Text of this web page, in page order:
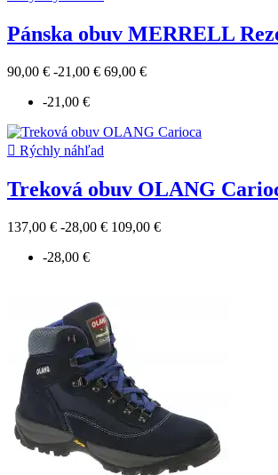
Pánska obuv MERRELL
90,00 € -21,00 € 69,00 €
-21,00 €
 Rýchly náhľad
Treková obuv OLANG
137,00 € -28,00 € 109,00 €
-28,00 €